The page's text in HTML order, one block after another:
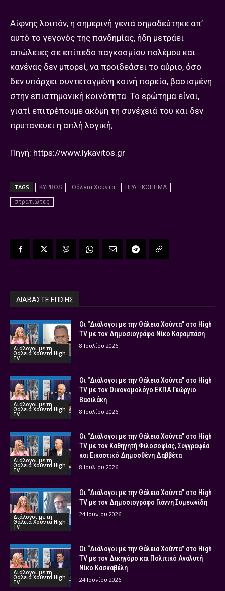
Αίφνης λοιπόν, η σημερινή γενιά σημαδεύτηκε απ’
αυτό το γεγονός της πανδημίας, ήδη μετράει
απώλειες σε επίπεδο παγκοσμίου πολέμου και
κανένας δεν μπορεί, να προϊδεάσει το αύριο, όσο
δεν υπάρχει συντεταγμένη κοινή πορεία, βασισμένη
στην επιστημονική κοινότητα. Το ερώτημα είναι,
γιατί επιτρέπουμε ακόμη τη συνέχειά του και δεν
πρυτανεύει η απλή λογική;
Πηγή: https://www.lykavitos.gr
TAGS KYPROS Θάλεια Χούντα
ΠΡΑΞΙΚΟΠΗΜΑ
στρατιώτες
ΔΙΑΒΑΣΤΕ ΕΠΙΣΗΣ
Διάλογοι με τη
Θάλεια Χούντα High
TV
Οι “Διάλογοι με την Θάλεια Χούντα” στο High
TV με τον Δημοσιογράφο Νίκο Καραμπάση
8 Ιουλίου 2026
Διάλογοι με τη
Θάλεια Χούντα High
TV
Οι “Διάλογοι με την Θάλεια Χούντα” στο High
TV με τον Οικονομολόγο ΕΚΠΑ Γεώργιο
Βασιλάκη
8 Ιουλίου 2026
Διάλογοι με τη
Θάλεια Χούντα High
TV
Οι “Διάλογοι με την Θάλεια Χούντα” στο High
TV με τον Καθηγητή Φιλοσοφίας, Συγγραφέα
και Εικαστικό Δημοσθένη Δαββέτα
8 Ιουλίου 2026
Διάλογοι με τη
Θάλεια Χούντα High
TV
Οι “Διάλογοι με την Θάλεια Χούντα” στο High
TV με τον Δημοσιογράφο Γιάννη Συμεωνίδη
24 Ιουνίου 2026
Διάλογοι με τη
Θάλεια Χούντα High
TV
Οι “Διάλογοι με την Θάλεια Χούντα” στο High
TV με τον Δικηγόρο και Πολιτικό Αναλυτή
Νίκο Κασκαβέλη
24 Ιουνίου 2026